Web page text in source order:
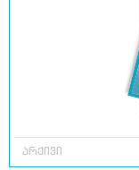
არქივი